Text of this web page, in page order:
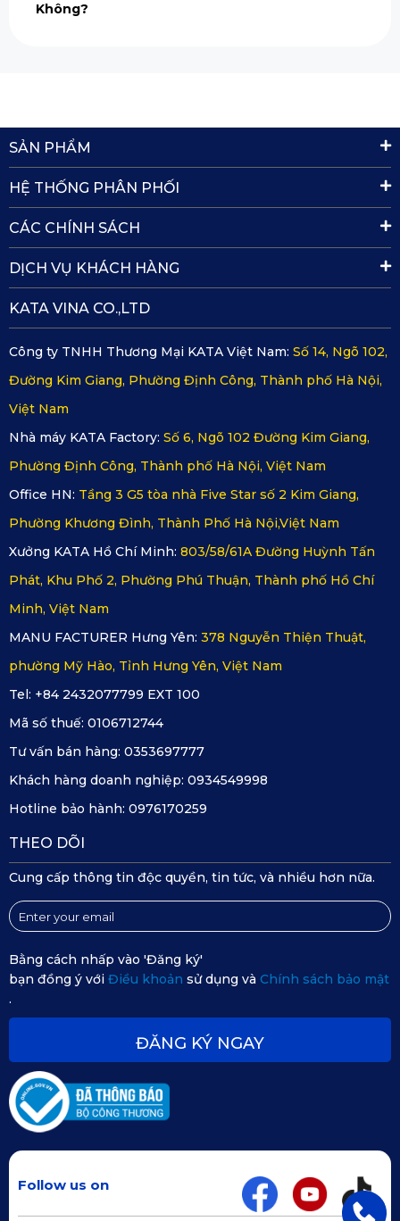
Không?
SẢN PHẨM
HỆ THỐNG PHÂN PHỐI
CÁC CHÍNH SÁCH
DỊCH VỤ KHÁCH HÀNG
KATA VINA CO.,LTD
Công ty TNHH Thương Mại KATA Việt Nam: Số 14, Ngõ 102,
Đường Kim Giang, Phường Định Công, Thành phố Hà Nội,
Việt Nam
Nhà máy KATA Factory: Số 6, Ngõ 102 Đường Kim Giang,
Phường Định Công, Thành phố Hà Nội, Việt Nam
Office HN: Tầng 3 G5 tòa nhà Five Star số 2 Kim Giang,
Phường Khương Đình, Thành Phố Hà Nội,Việt Nam
Xưởng KATA Hồ Chí Minh: 803/58/61A Đường Huỳnh Tấn
Phát, Khu Phố 2, Phường Phú Thuận, Thành phố Hồ Chí
Minh, Việt Nam
MANU FACTURER Hưng Yên: 378 Nguyễn Thiện Thuật,
phường Mỹ Hào, Tỉnh Hưng Yên, Việt Nam
Tel: +84 2432077799 EXT 100
Mã số thuế: 0106712744
Tư vấn bán hàng: 0353697777
Khách hàng doanh nghiệp: 0934549998
Hotline bảo hành: 0976170259
THEO DÕI
Cung cấp thông tin độc quyền, tin tức, và nhiều hơn nữa.
Bằng cách nhấp vào 'Đăng ký'
bạn đồng ý với Điều khoản sử dụng và Chính sách bảo mật
.
ĐĂNG KÝ NGAY
Follow us on